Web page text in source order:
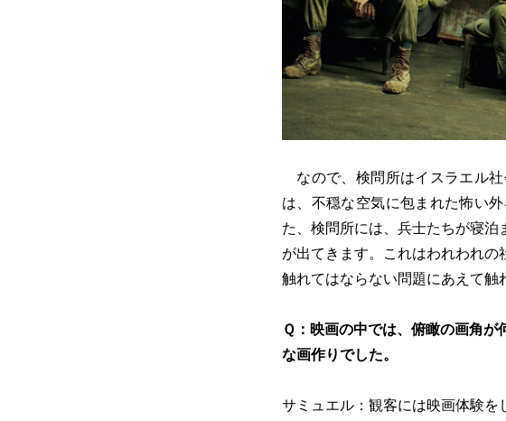
なので、検問所はイスラエル
は、不穏な空気に包まれた怖い
た、検問所には、兵士たちが寝
が出てきます。これはわれわれの
触れてはならない問題にあえて触
Ｑ：映画の中では、俯瞰の画角
な画作りでした。
サミュエル：観客には映画体験